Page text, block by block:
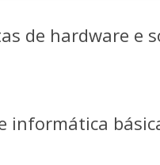
de hardware e
informática